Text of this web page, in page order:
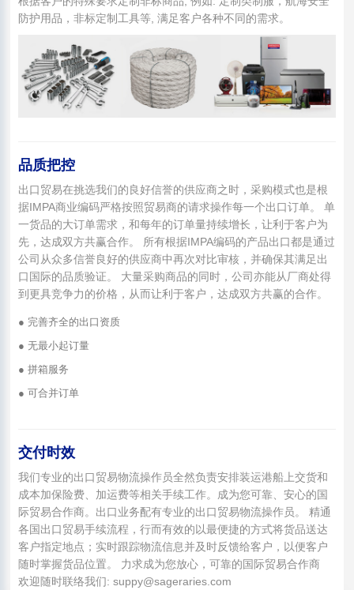
防护用品，非标定制工具等, 满足客户各种不同的需求。
品质把控
出口贸易在挑选我们的良好信誉的供应商之时，采购模式也是根
据IMPA商业编码严格按照贸易商的请求操作每一个出口订单。 单
一货品的大订单需求，和每年的订单量持续增长，让利于客户为
先，达成双方共赢合作。 所有根据IMPA编码的产品出口都是通过
公司从众多信誉良好的供应商中再次对比审核，并确保其满足出
口国际的品质验证。 大量采购商品的同时，公司亦能从厂商处得
到更具竞争力的价格，从而让利于客户，达成双方共赢的合作。
● 完善齐全的出口资质
● 无最小起订量
● 拼箱服务
● 可合并订单
交付时效
我们专业的出口贸易物流操作员全然负责安排装运港船上交货和
成本加保险费、加运费等相关手续工作。成为您可靠、安心的国
际贸易合作商。出口业务配有专业的出口贸易物流操作员。 精通
各国出口贸易手续流程，行而有效的以最便捷的方式将货品送达
客户指定地点；实时跟踪物流信息并及时反馈给客户，以便客户
随时掌握货品位置。 力求成为您放心，可靠的国际贸易合作商
欢迎随时联络我们: suppy@sageraries.com